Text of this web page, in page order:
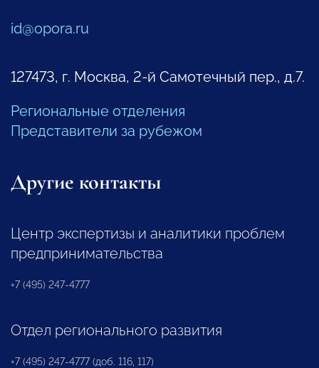
id@opora.ru
127473, г. Москва, 2-й Самотечный пер., д.7.
Региональные отделения
Представители за рубежом
Другие контакты
Центр экспертизы и аналитики проблем
предпринимательства
+7 (495) 247-4777
Отдел регионального развития
+7 (495) 247-4777 (доб. 116, 117)